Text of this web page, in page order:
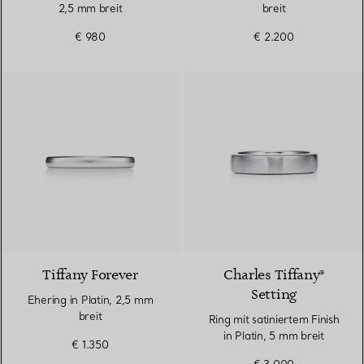
2,5 mm breit
€ 980
breit
€ 2.200
Tiffany Forever
Ehering in Platin, 2,5 mm
breit
€ 1.350
Charles Tiffany®
Setting
Ring mit satiniertem Finish
in Platin, 5 mm breit